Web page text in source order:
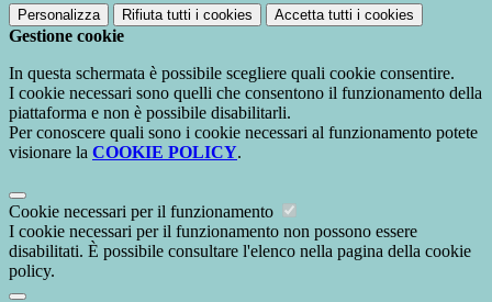
Personalizza Rifiuta tutti i cookies Accetta tutti i cookies
Gestione cookie
In questa schermata è possibile scegliere quali cookie consentire.
I cookie necessari sono quelli che consentono il funzionamento della
piattaforma e non è possibile disabilitarli.
Per conoscere quali sono i cookie necessari al funzionamento potete
visionare la COOKIE POLICY.
Cookie necessari per il funzionamento
I cookie necessari per il funzionamento non possono essere
disabilitati. È possibile consultare l'elenco nella pagina della cookie
policy.